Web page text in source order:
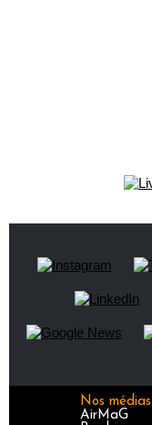
Nos médias
AirMaG